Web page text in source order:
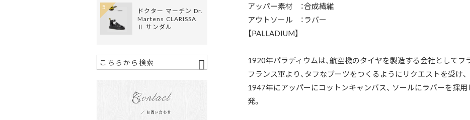
アッパー素材 ：合成繊維
アウトソール ：ラバー
【PALLADIUM】
1920年パラディウムは、航空機のタイヤを製造する会社としてフ
フランス軍より、タフなブーツをつくるようにリクエストを受け、
1947年にアッパーにコットンキャンバス、 ソールにラバーを採用
発。
ドクター マーチン Dr.
Martens CLARISSA
Ⅱ サンダル
5